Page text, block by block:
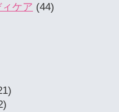
ケア (44)